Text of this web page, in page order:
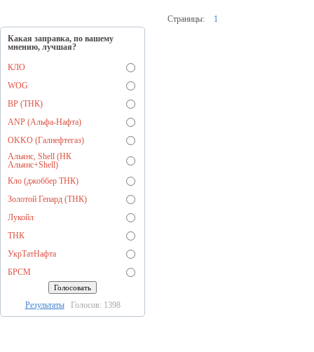
Какая заправка, по вашему
мнению, лучшая?
КЛО
WOG
BP (ТНК)
ANP (Альфа-Нафта)
OKKO (Галнефтегаз)
Альянс, Shell (НК
Альянс+Shell)
Кло (джоббер ТНК)
Золотой Гепард (ТНК)
Лукойл
ТНК
УкрТатНафта
БРСМ
РезультатыГолосов: 1398
Страницы: 1